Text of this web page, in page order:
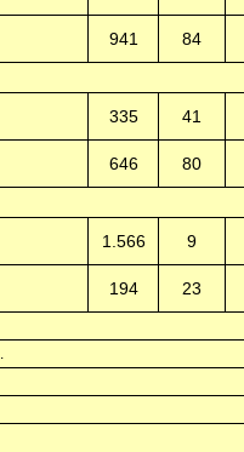
941 84
335 41
646 80
1.566 9
194 23
.